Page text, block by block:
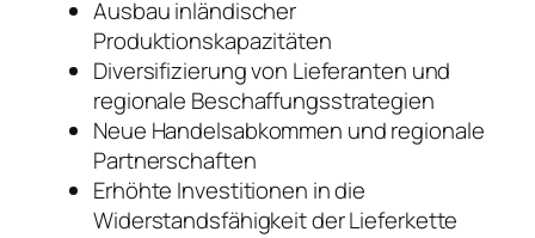
Ausbau inländischer
Produktionskapazitäten
Diversifizierung von Lieferanten und
regionale Beschaffungsstrategien
Neue Handelsabkommen und regionale
Partnerschaften
Erhöhte Investitionen in die
Widerstandsfähigkeit der Lieferkette